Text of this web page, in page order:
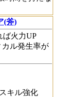
(斧)
ば火力UP
カル発生率が
キル強化